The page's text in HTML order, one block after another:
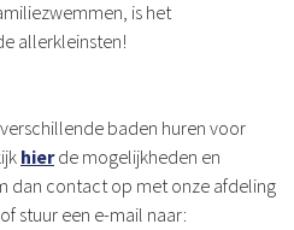
is het
allerkleinsten!
baden huren voor
hierde mogelijkheden en
dan contact op met onze afdeling
stuur een e-mail naar: